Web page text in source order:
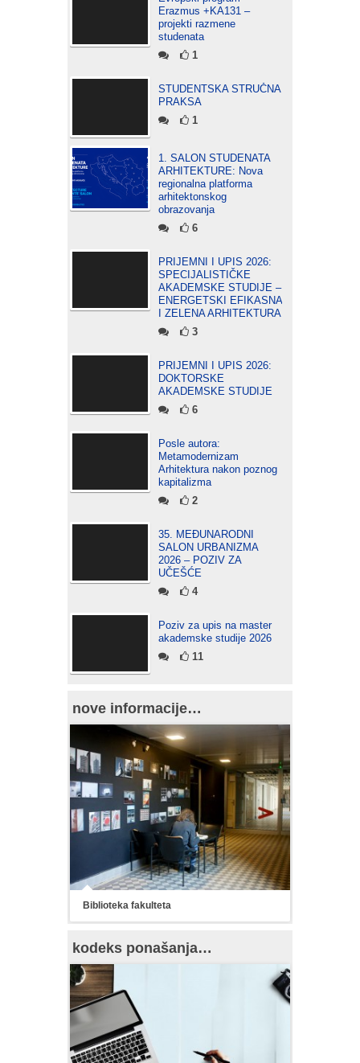
Erazmus +KA131 –
projekti razmene
studenata
1
STUDENTSKA STRUČNA
PRAKSA
1
1. SALON STUDENATA
ARHITEKTURE: Nova
regionalna platforma
arhitektonskog
obrazovanja
6
PRIJEMNI I UPIS 2026:
SPECIJALISTIČKE
AKADEMSKE STUDIJE –
ENERGETSKI EFIKASNA
I ZELENA ARHITEKTURA
3
PRIJEMNI I UPIS 2026:
DOKTORSKE
AKADEMSKE STUDIJE
6
Posle autora:
Metamodernizam
Arhitektura nakon poznog
kapitalizma
2
35. MEĐUNARODNI
SALON URBANIZMA
2026 – POZIV ZA
UČEŠĆE
4
Poziv za upis na master
akademske studije 2026
11
nove informacije…
Biblioteka fakulteta
kodeks ponašanja…